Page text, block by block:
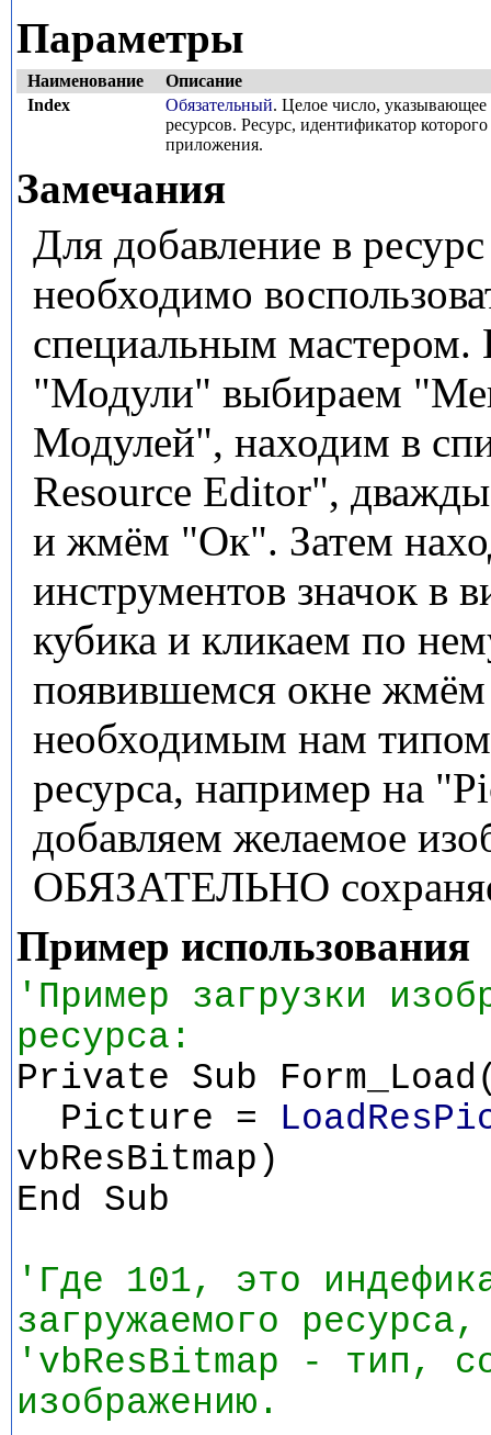
Параметры
Наименование
Описание
Index
Обязательный. Целое число,
ресурсов. Ресурс, идентификатор
приложения.
Замечания
Для добавление в
необходимо
специальным
"Модули" выбираем
Модулей", находим в
Resource Editor",
и жмём "Ок". Затем
инструментов значок в
кубика и кликаем по
появившемся окне жмём
необходимым нам типом
ресурса, например на
добавляем желаемое
ОБЯЗАТЕЛЬНО
Пример использования
'Пример загрузки
ресурса:
Private Sub
Picture =
vbResBitmap)
End Sub
'Где 101, это
загружаемого
'vbResBitmap - тип,
изображению.